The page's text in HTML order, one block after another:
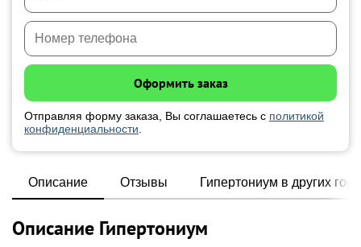
Отправляя форму заказа, Вы соглашаетесь с политикой
конфиденциальности
Описание Отзывы Гипертониум в других
Описание Гипертониум